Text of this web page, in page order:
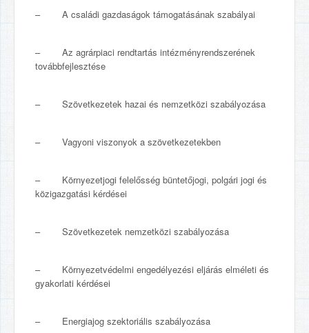
– A családi gazdaságok támogatásának szabályai
– Az agrárpiaci rendtartás intézményrendszerének
továbbfejlesztése
– Szövetkezetek hazai és nemzetközi szabályozása
– Vagyoni viszonyok a szövetkezetekben
– Környezetjogi felelősség büntetőjogi, polgári jogi és
közigazgatási kérdései
– Szövetkezetek nemzetközi szabályozása
– Környezetvédelmi engedélyezési eljárás elméleti és
gyakorlati kérdései
– Energiajog szektoriális szabályozása